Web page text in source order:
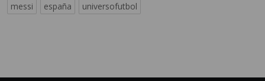
messi
españa universofutbol